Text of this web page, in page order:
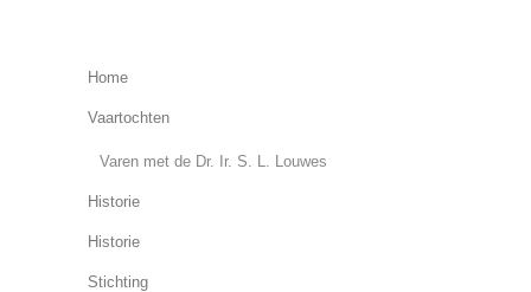
Home
Vaartochten
Varen met de Dr. Ir. S. L. Louwes
Historie
Historie
Stichting